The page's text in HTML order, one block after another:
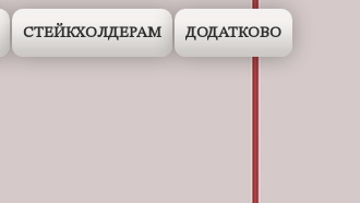
СТЕЙКХОЛДЕРАМ ДОДАТКОВО